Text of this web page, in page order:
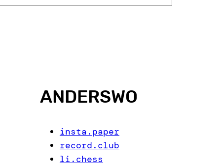
ANDERSWO
insta.paper
record.club
li.chess